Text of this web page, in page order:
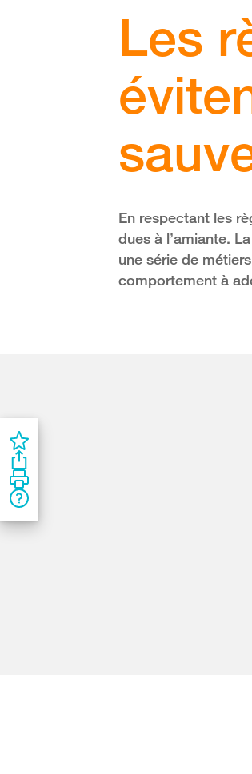
Les
En respectant les
dues à l’amiante.
une série de
comportement à